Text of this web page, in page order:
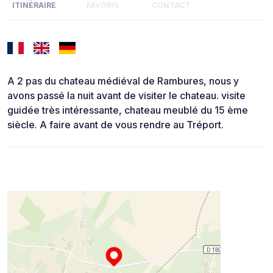
ITINÉRAIRE FAVORIS CONTACT
A 2 pas du chateau médiéval de Rambures, nous y
avons passé la nuit avant de visiter le chateau. visite
guidée très intéressante, chateau meublé du 15 ème
siècle. A faire avant de vous rendre au Tréport.